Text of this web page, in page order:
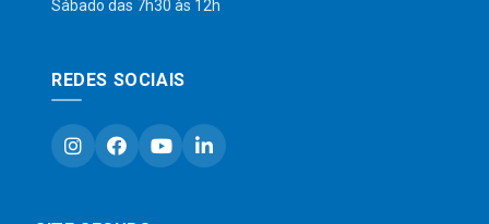
Sábado das 7h30 às 12h
REDES SOCIAIS